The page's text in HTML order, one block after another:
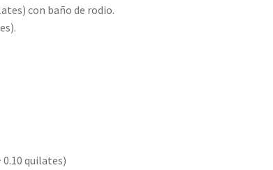
con baño de rodio.
0.10 quilates)